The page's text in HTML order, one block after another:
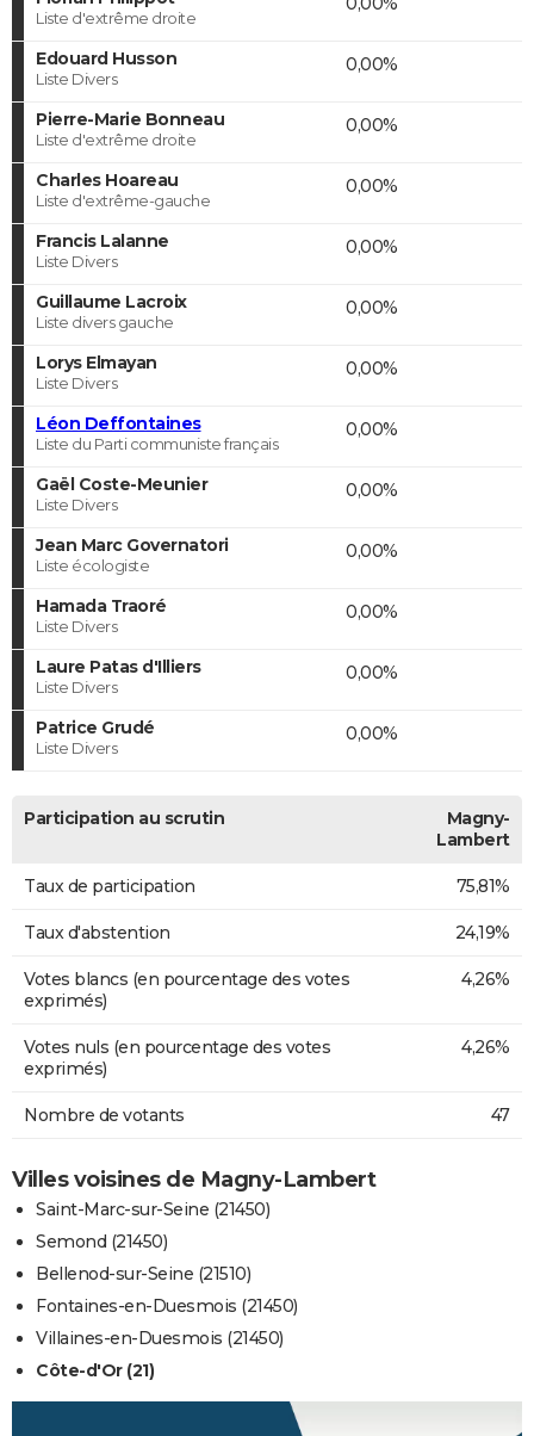
Liste d'extrême droite
Edouard Husson
Liste Divers
0,00%
Pierre-Marie Bonneau
Liste d'extrême droite
0,00%
Charles Hoareau
Liste d'extrême-gauche
0,00%
Francis Lalanne
Liste Divers
0,00%
Guillaume Lacroix
Liste divers gauche
0,00%
Lorys Elmayan
Liste Divers
0,00%
Léon Deffontaines
Liste du Parti communiste français
0,00%
Gaël Coste-Meunier
Liste Divers
0,00%
Jean Marc Governatori
Liste écologiste
0,00%
Hamada Traoré
Liste Divers
0,00%
Laure Patas d'Illiers
Liste Divers
0,00%
Patrice Grudé
Liste Divers
0,00%
Participation au scrutin
Magny-
Lambert
Taux de participation 75,81%
Taux d'abstention 24,19%
Votes blancs (en pourcentage des votes
exprimés)
4,26%
Votes nuls (en pourcentage des votes
exprimés)
4,26%
Nombre de votants 47
Villes voisines de Magny-Lambert
Saint-Marc-sur-Seine (21450)
Semond (21450)
Bellenod-sur-Seine (21510)
Fontaines-en-Duesmois (21450)
Villaines-en-Duesmois (21450)
Côte-d'Or (21)